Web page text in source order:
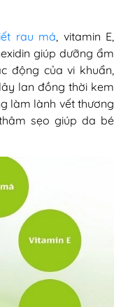
rau má , vitamin E,
giúp dưỡng ẩm
động của vi khuẩn,
lan đồng thời kem
làm lành vết thương
sẹo giúp da bé